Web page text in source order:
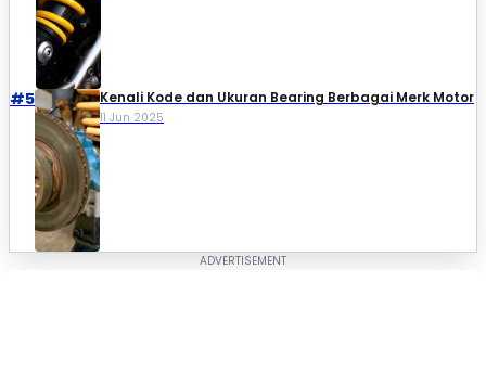
#5 Kenali Kode dan Ukuran Bearing Berbagai Merk Motor
11 Jun 2025